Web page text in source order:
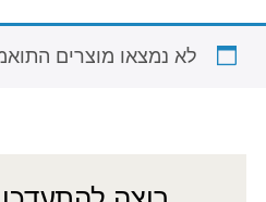
לא נמצאו מוצרים